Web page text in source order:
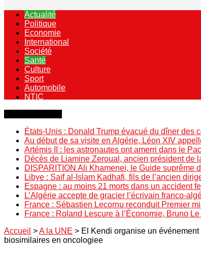
Actualité
Politique
Economie
International
Société
Santé
Culture
Sport
Automobile
NTIC
États-Unis : Donald Trump évacué du dîner des
Au début de sa visite en Algérie, Léon XIV
Artémis II : les astronautes ont amerri dans le
Décès de Liamine Zeroual, ancien président de
DISPARITION Ali Khamenei, le Guide suprême
Libye : Saïf al-Islam Kadhafi, fils de l’ancien
Espagne : au moins 21 morts dans un accident
L’Algérie accepte de gracier l’écrivain franco-
France : Sébastien Lecornu reconduit Premier
France : Roland Lescure à l’Économie, Bruno
Accueil >A la UNE > El Kendi organise un
biosimilaires en oncologiee